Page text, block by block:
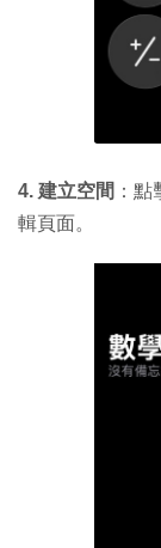
4. 建立空間 ：
輯頁面。